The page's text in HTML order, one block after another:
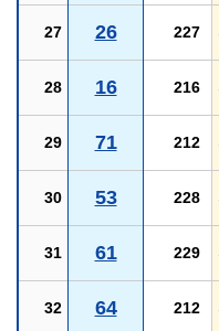
27 26 227
28 16 216
29 71 212
30 53 228
31 61 229
32 64 212